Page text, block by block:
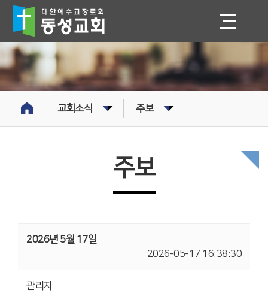
교회소식 주보
주보
2026년 5월 17일
2026-05-17 16:38:30
관리자